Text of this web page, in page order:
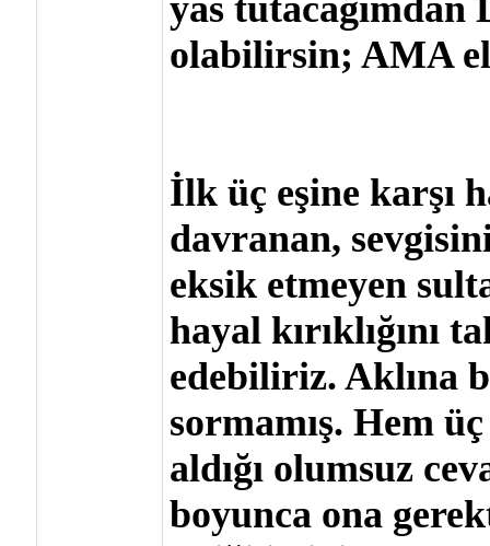
yas tutacağımdan
olabilirsin; AMA
İlk üç eşine karşı
davranan,
eksik etmeyen
hayal kırıklığını
edebiliriz. Aklına
sormamış. Hem
aldığı olumsuz
boyunca ona